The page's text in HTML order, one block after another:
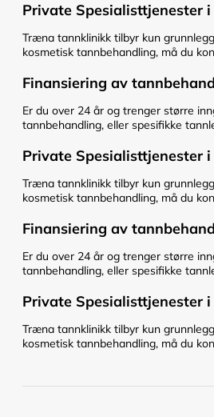
Private Spesialisttjenester
Træna tannklinikk tilbyr kun
kosmetisk tannbehandling, må du
Finansiering av
Er du over 24 år og trenger større
tannbehandling, eller spesifikke
Private Spesialisttjenester
Træna tannklinikk tilbyr kun
kosmetisk tannbehandling, må du
Finansiering av
Er du over 24 år og trenger større
tannbehandling, eller spesifikke
Private Spesialisttjenester
Træna tannklinikk tilbyr kun
kosmetisk tannbehandling, må du